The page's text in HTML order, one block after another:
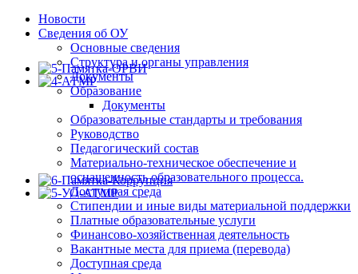
Новости
Сведения об ОУ
Основные сведения
Структура и органы управления
Документы
Образование
Документы
Образовательные стандарты и требования
Руководство
Педагогический состав
Материально-техническое обеспечение и
оснащенность образовательного процесса.
Доступная среда
Стипендии и иные виды материальной поддержки
Платные образовательные услуги
Финансово-хозяйственная деятельность
Вакантные места для приема (перевода)
Доступная среда